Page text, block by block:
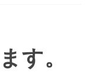
す。